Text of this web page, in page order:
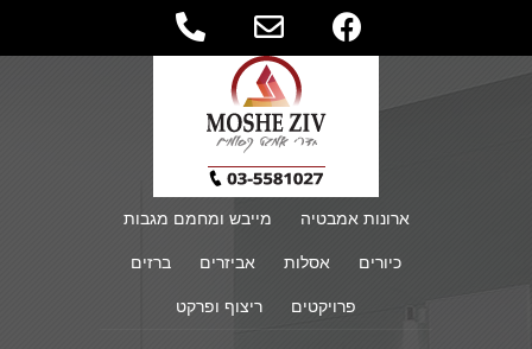
ארונות אמבטיה מייבש ומחמם מגבות
כיורים אסלות אביזרים ברזים
פרויקטים ריצוף ופרקט